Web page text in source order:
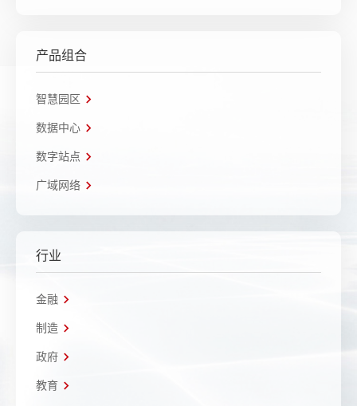
产品组合
智慧园区
数据中心
数字站点
广域网络
行业
金融
制造
政府
教育